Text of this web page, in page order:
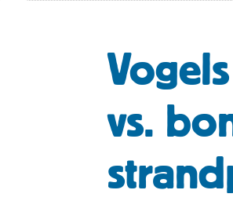
vs.